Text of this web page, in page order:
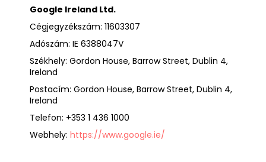
Google Ireland Ltd.
Cégjegyzékszám: 11603307
Adószám: IE 6388047V
Székhely: Gordon House, Barrow Street, Dublin 4,
Ireland
Postacím: Gordon House, Barrow Street, Dublin 4,
Ireland
Telefon: +353 1 436 1000
Webhely: https://www.google.ie/